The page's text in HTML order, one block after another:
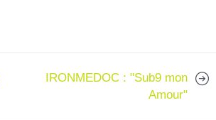
IRONMEDOC : "Sub9 mon
Amour"